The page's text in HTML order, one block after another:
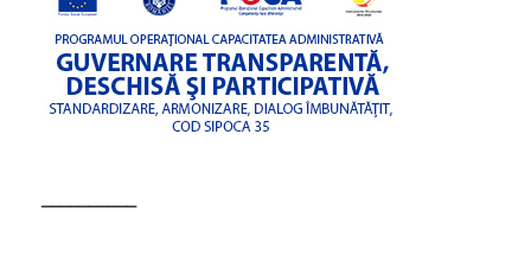
––––––––––